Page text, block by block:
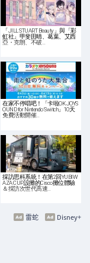
「JILL STUART Beauty」與「彩
虹社」甲斐田晴、葛葉、艾西
亞・克朗、不破…
在家不停唱吧！「卡啦OK JOYS
OUND for Nintendo Switch」10天
免費活動開催…
採訪思科系統！在第2回YUBIW
AZA CUP設攤的Cisco攤位體驗
＆採訪次世代高速…
Disney+
雷蛇